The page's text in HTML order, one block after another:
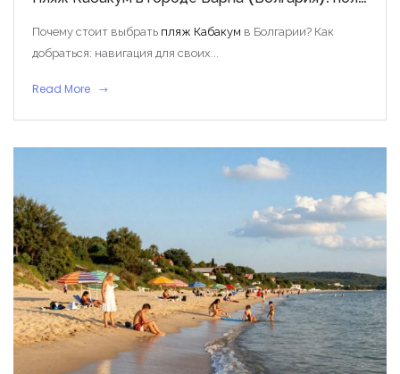
Почему стоит выбрать пляж Кабакум в Болгарии? Как
добраться: навигация для своих...
Read More